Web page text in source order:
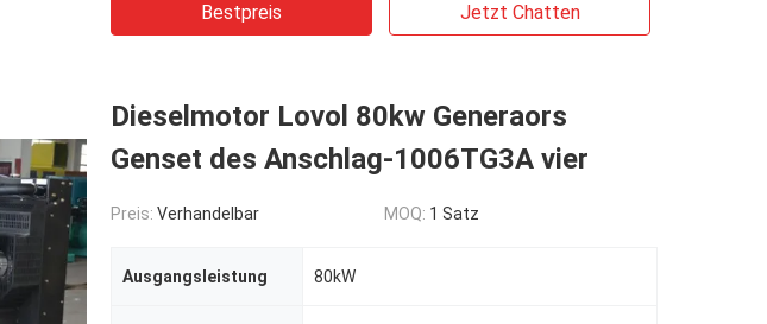
Bestpreis Jetzt Chatten
Dieselmotor Lovol 80kw Generaors
Genset des Anschlag-1006TG3A vier
Preis: Verhandelbar MOQ: 1 Satz
Ausgangsleistung 80kW